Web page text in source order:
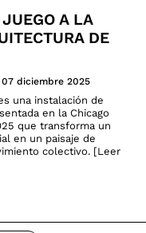
A LA
DE
07 diciembre 2025
una instalación de
en la Chicago
que transforma un
en un paisaje de
colectivo. [Leer